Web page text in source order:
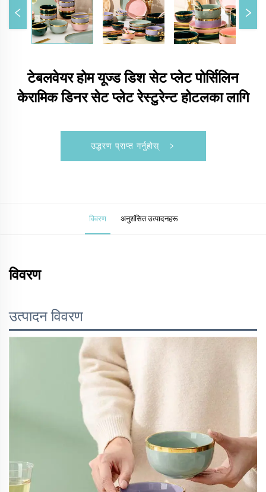
टेबलवेयर होम यूज्ड डिश सेट प्लेट पोर्सिलिन
केरामिक डिनर सेट प्लेट रेस्टुरेन्ट होटलका लागि
उद्धरण प्राप्त गर्नुहोस्
विवरण अनुशंसित उत्पादनहरू
विवरण
उत्पादन विवरण